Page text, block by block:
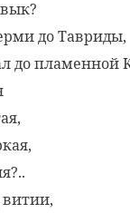
до Тавриды,
до пламенной